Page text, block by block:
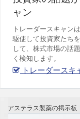
ャン
トレーダースキャン
駆使して投資家たち
して、株式市場の話
く検知します。
トレーダースキ
アステラス製薬の掲示板